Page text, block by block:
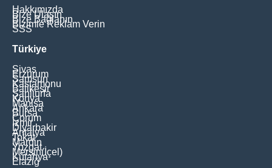
Hakkımızda
Bize Ulaşın
Bize Bağlanın
Bizimle Reklam Verin
SSS
Türkiye
Sivas
Erzurum
Samsun
Kastamonu
Balikesir
Şanliurfa
Konya
Manisa
Ankara
Bursa
Çorum
İzmir
Diyarbakir
Antalya
Tokat
Mardin
Yozgat
Mersin(İçel)
Kütahya
Elaziğ